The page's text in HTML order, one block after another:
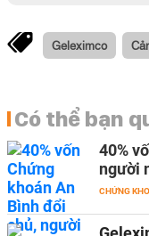
Geleximco
Có thể bạn
40%
người
CHỨNG